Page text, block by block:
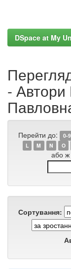
DSpace at My
-
Перейти до: 0-9
L
M N O
або ж
Сортування: